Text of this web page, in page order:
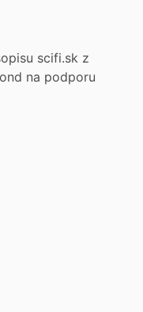
scifi.sk z
na podporu